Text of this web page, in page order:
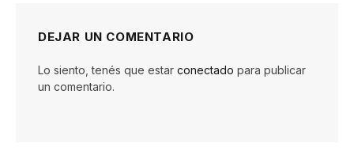
DEJAR UN COMENTARIO
Lo siento, tenés que estar conectado para publicar
un comentario.